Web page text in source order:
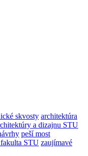
skvosty architektúra
a dizajnu STU
peší most
STU zaujímavé